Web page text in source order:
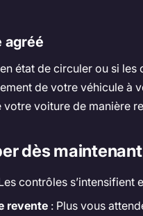
agréé
état de circuler ou si
de votre véhicule
voiture de manière
dès
contrôles s’intensifient
revente : Plus vous